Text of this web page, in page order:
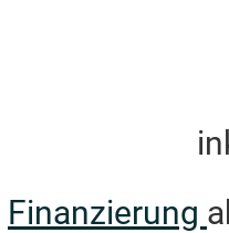
Finanzierung